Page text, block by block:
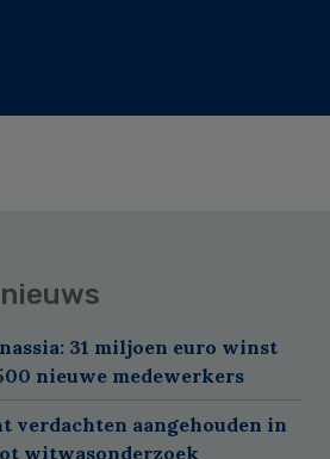
31 miljoen euro winst
nieuwe medewerkers
verdachten aangehouden in
witwasonderzoek